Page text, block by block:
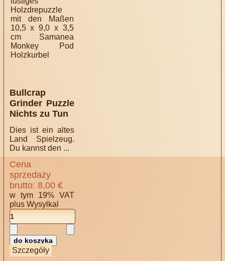
Bullcrap
Grinder Puzzle
Nichts zu Tun
Dies ist ein altes
Land Spielzeug.
Du kannst den ...
Cena
sprzedaży
brutto: 8,00 €
w tym 19% VAT
plusWysylkal
Szczegóły